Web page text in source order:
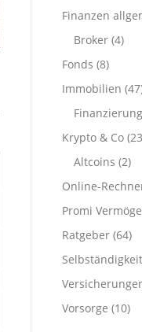
Finanzen
Broker (4)
Fonds (8)
Immobilien
Finanzierung
Krypto & Co
Altcoins (2)
Online-
Promi
Ratgeber (64)
Selbständigkeit
Vorsorge (10)